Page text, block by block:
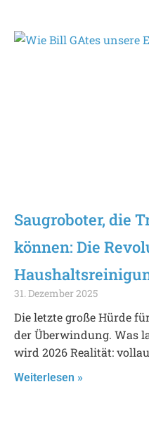
Saugroboter, die
können: Die
31. Dezember 2025
Die letzte große Hürde
der Überwindung. Was
wird 2026 Realität:
Weiterlesen »